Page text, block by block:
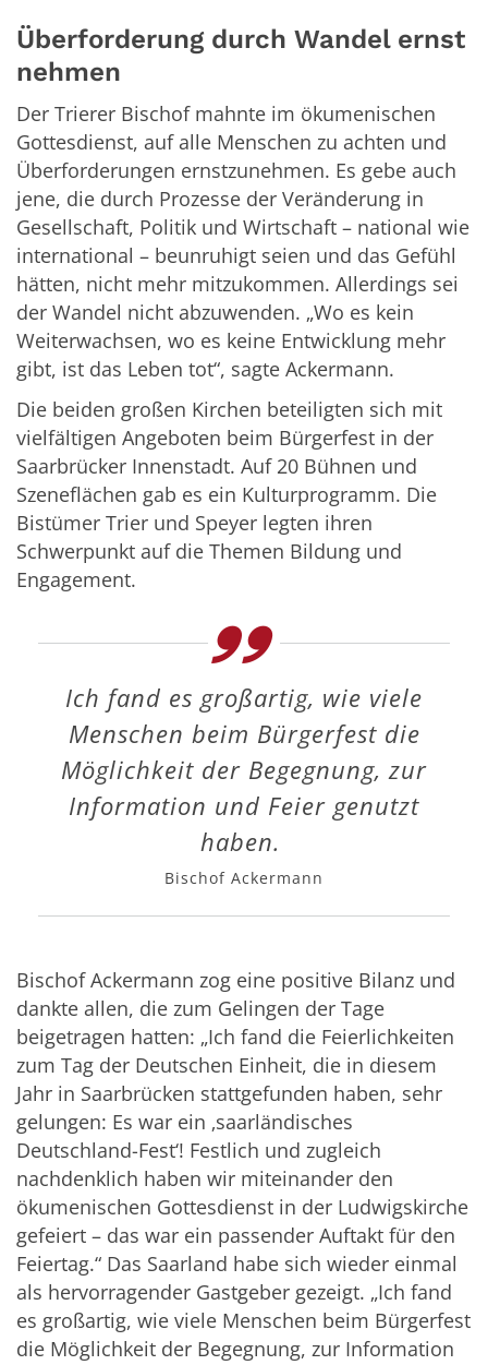
Überforderung durch Wandel ernst
nehmen
Der Trierer Bischof mahnte im ökumenischen
Gottesdienst, auf alle Menschen zu achten und
Überforderungen ernstzunehmen. Es gebe auch
jene, die durch Prozesse der Veränderung in
Gesellschaft, Politik und Wirtschaft – national wie
international – beunruhigt seien und das Gefühl
hätten, nicht mehr mitzukommen. Allerdings sei
der Wandel nicht abzuwenden. „Wo es kein
Weiterwachsen, wo es keine Entwicklung mehr
gibt, ist das Leben tot“, sagte Ackermann.
Die beiden großen Kirchen beteiligten sich mit
vielfältigen Angeboten beim Bürgerfest in der
Saarbrücker Innenstadt. Auf 20 Bühnen und
Szeneflächen gab es ein Kulturprogramm. Die
Bistümer Trier und Speyer legten ihren
Schwerpunkt auf die Themen Bildung und
Engagement.
Ich fand es großartig, wie viele
Menschen beim Bürgerfest die
Möglichkeit der Begegnung, zur
Information und Feier genutzt
haben.
Bischof Ackermann
Bischof Ackermann zog eine positive Bilanz und
dankte allen, die zum Gelingen der Tage
beigetragen hatten: „Ich fand die Feierlichkeiten
zum Tag der Deutschen Einheit, die in diesem
Jahr in Saarbrücken stattgefunden haben, sehr
gelungen: Es war ein ‚saarländisches
Deutschland-Fest‘! Festlich und zugleich
nachdenklich haben wir miteinander den
ökumenischen Gottesdienst in der Ludwigskirche
gefeiert – das war ein passender Auftakt für den
Feiertag.“ Das Saarland habe sich wieder einmal
als hervorragender Gastgeber gezeigt. „Ich fand
es großartig, wie viele Menschen beim Bürgerfest
die Möglichkeit der Begegnung, zur Information